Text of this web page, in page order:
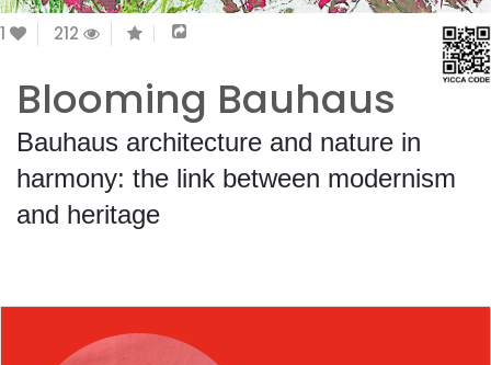
1 212
Blooming Bauhaus
Bauhaus architecture and nature in
harmony: the link between modernism
and heritage